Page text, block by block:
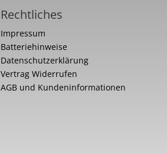
Rechtliches
Impressum
Batteriehinweise
Datenschutzerklärung
Vertrag Widerrufen
AGB und Kundeninformationen